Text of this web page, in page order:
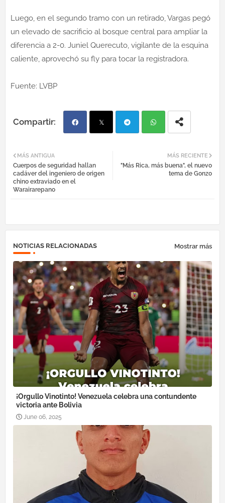
Luego, en el segundo tramo con un retirado, Vargas pegó
un elevado de sacrificio al bosque central para ampliar la
diferencia a 2-0. Juniel Querecuto, vigilante de la esquina
caliente, aprovechó su fly para tocar la registradora.
Fuente: LVBP
ebo tter egr atsa
MÁS RECIENTE
"Más Rica, más buena", el nuevo
tema de Gonzo
MÁS ANTIGUA
Cuerpos de seguridad hallan
cadáver del ingeniero de origen
chino extraviado en el
Warairarepano
NOTICIAS RELACIONADAS Mostrar más
¡Orgullo Vinotinto! Venezuela celebra una contundente
victoria ante Bolivia
June 06, 2025